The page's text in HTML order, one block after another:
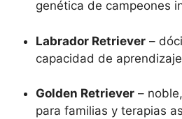
genética de campeones
Labrador Retriever –
capacidad de
Golden Retriever –
para familias y terapias